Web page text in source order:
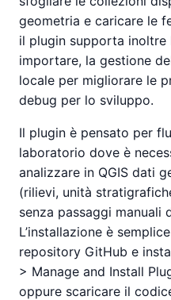
geometria e caricare le
il plugin supporta inoltre
importare, la gestione
locale per migliorare le
debug per lo sviluppo.
Il plugin è pensato per
laboratorio dove è
analizzare in QGIS dati
(rilievi, unità
senza passaggi manuali
L’installazione è
repository GitHub e
> Manage and Install
oppure scaricare il